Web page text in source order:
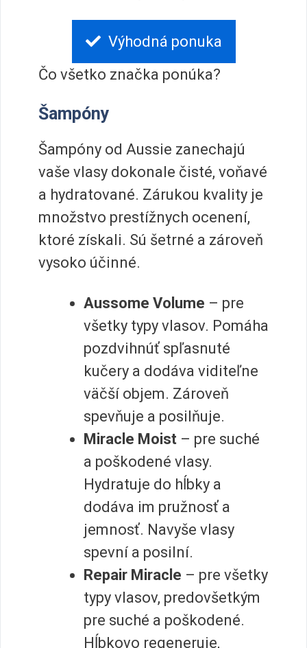
Výhodná ponuka
Čo všetko značka ponúka?
Šampóny
Šampóny od Aussie zanechajú
vaše vlasy dokonale čisté, voňavé
a hydratované. Zárukou kvality je
množstvo prestížnych ocenení,
ktoré získali. Sú šetrné a zároveň
vysoko účinné.
Aussome Volume – pre
všetky typy vlasov. Pomáha
pozdvihnúť spľasnuté
kučery a dodáva viditeľne
väčší objem. Zároveň
spevňuje a posilňuje.
Miracle Moist – pre suché
a poškodené vlasy.
Hydratuje do hĺbky a
dodáva im pružnosť a
jemnosť. Navyše vlasy
spevní a posilní.
Repair Miracle – pre všetky
typy vlasov, predovšetkým
pre suché a poškodené.
Hĺbkovo regeneruje,